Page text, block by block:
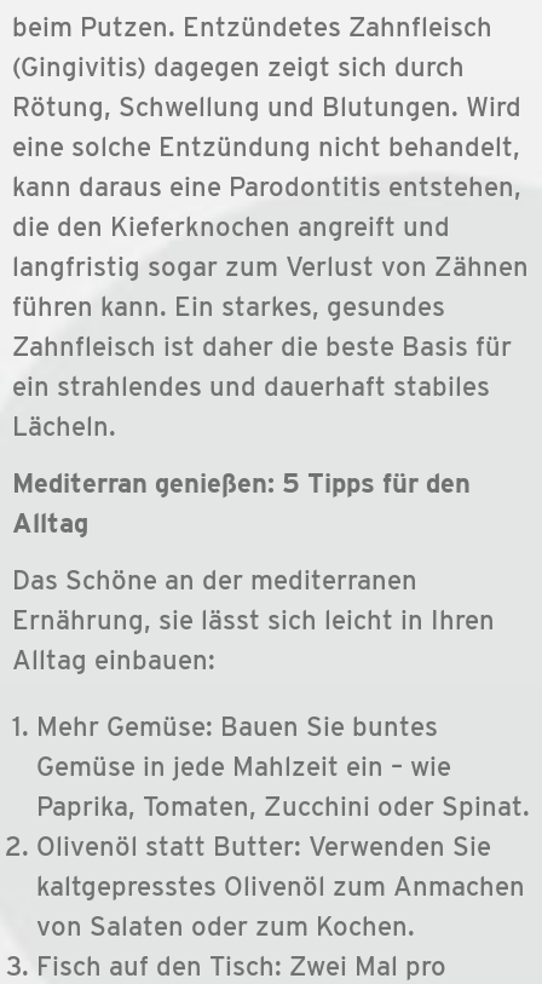
beim Putzen. Entzündetes Zahnfleisch
(Gingivitis) dagegen zeigt sich durch
Rötung, Schwellung und Blutungen. Wird
eine solche Entzündung nicht behandelt,
kann daraus eine Parodontitis entstehen,
die den Kieferknochen angreift und
langfristig sogar zum Verlust von Zähnen
führen kann. Ein starkes, gesundes
Zahnfleisch ist daher die beste Basis für
ein strahlendes und dauerhaft stabiles
Lächeln.
Mediterran genießen: 5 Tipps für den
Alltag
Das Schöne an der mediterranen
Ernährung, sie lässt sich leicht in Ihren
Alltag einbauen:
Mehr Gemüse: Bauen Sie buntes
Gemüse in jede Mahlzeit ein – wie
Paprika, Tomaten, Zucchini oder Spinat.
Olivenöl statt Butter: Verwenden Sie
kaltgepresstes Olivenöl zum Anmachen
von Salaten oder zum Kochen.
Fisch auf den Tisch: Zwei Mal pro